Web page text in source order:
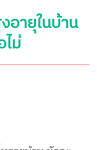
ายุในบ้าน
ม่